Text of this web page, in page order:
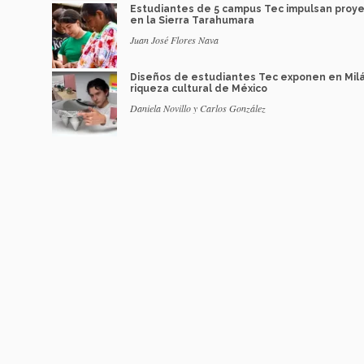
Estudiantes de 5 campus Tec impulsan
en la Sierra Tarahumara
Juan José Flores Nava
Diseños de estudiantes Tec exponen en
riqueza cultural de México
Daniela Novillo y Carlos González